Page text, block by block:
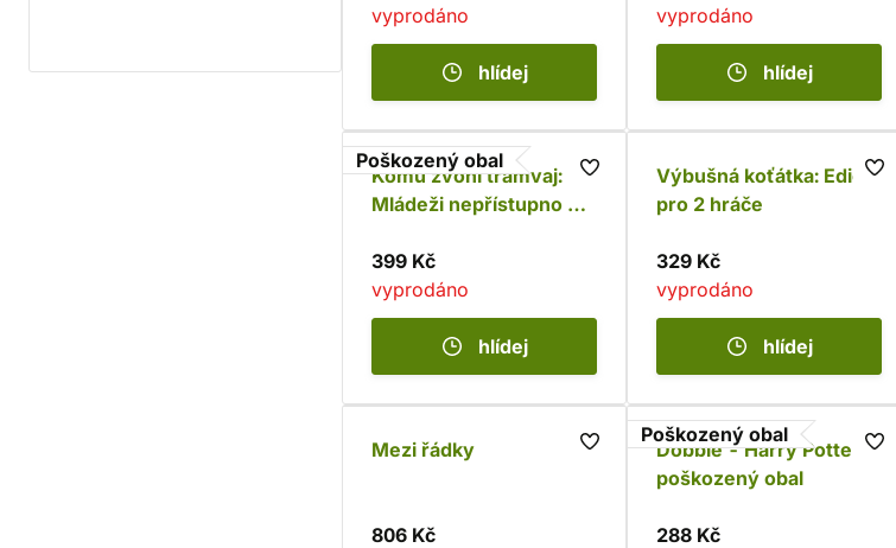
vyprodáno
hlídej
vyprodáno
hlídej
Poškozený obal
Komu zvoní tramvaj:
Mládeži nepřístupno -
399 Kč
vyprodáno
hlídej
Výbušná koťátka: Edice
pro 2 hráče
329 Kč
vyprodáno
hlídej
Mezi řádky
806 Kč
Poškozený obal
Dobble - Harry Potter -
poškozený obal
288 Kč